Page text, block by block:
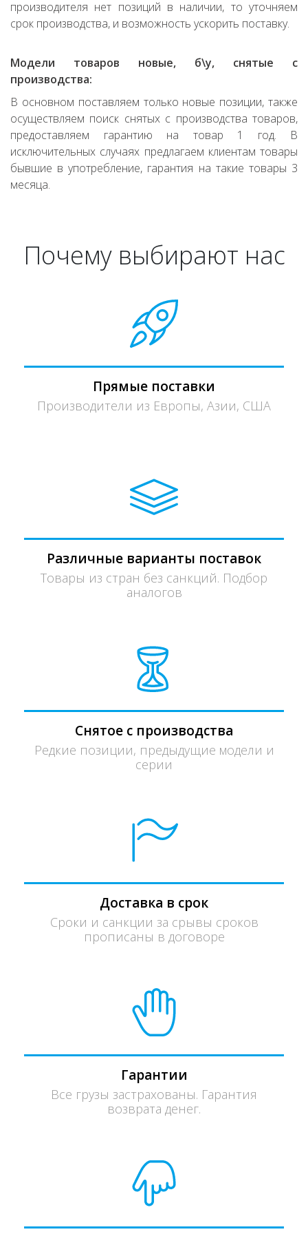
производителя нет позиций в наличии, то уточняем
срок производства, и возможность ускорить поставку.
Модели товаров новые, б\у, снятые с
производства:
В основном поставляем только новые позиции, также
осуществляем поиск снятых с производства товаров,
предоставляем гарантию на товар 1 год. В
исключительных случаях предлагаем клиентам товары
бывшие в употребление, гарантия на такие товары 3
месяца.
Почему выбирают нас
Прямые поставки
Производители из Европы, Азии, США
Различные варианты поставок
Товары из стран без санкций. Подбор
аналогов
Снятое с производства
Редкие позиции, предыдущие модели и
серии
Доставка в срок
Сроки и санкции за срывы сроков
прописаны в договоре
Гарантии
Все грузы застрахованы. Гарантия
возврата денег.